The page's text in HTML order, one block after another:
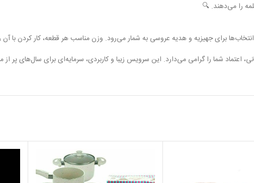
را می‌دهند. 🔍
برای جهیزیه و هدیه عروسی به شمار می‌رود. وزن مناسب هر قطعه، کار کردن با آن
اعتماد شما را گرامی می‌دارد. این سرویس زیبا و کاربردی، سرمایه‌ای برای سال‌های